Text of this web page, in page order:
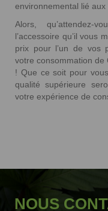
environnemental lié
Alors, qu’attendez-
l’accessoire qu’il vous
prix pour l’un de vos
votre consommation de
! Que ce soit pour
qualité supérieure
votre expérience de
NOUS